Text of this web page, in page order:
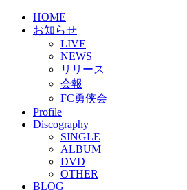
HOME
お知らせ
LIVE
NEWS
リリース
会報
FC勇侠会
Profile
Discography
SINGLE
ALBUM
DVD
OTHER
BLOG